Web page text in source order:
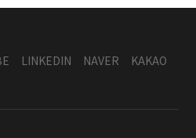
LINKEDIN NAVER KAKAO